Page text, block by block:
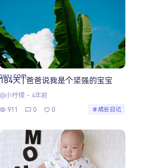
184天 | 爸爸说我是个坚强的宝宝
@小柠檬 - 4年前
911
0 0 成长日记